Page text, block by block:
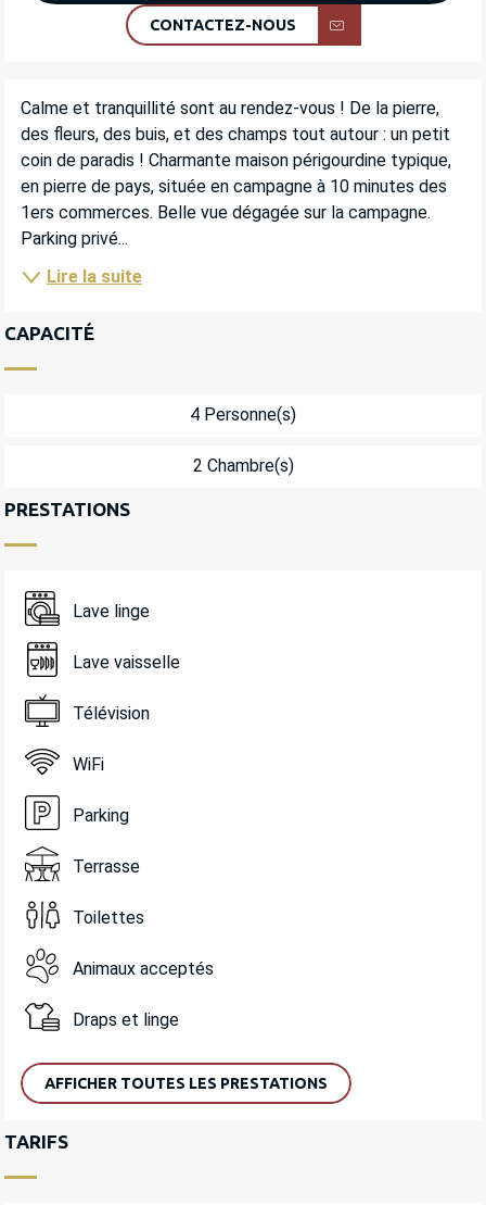
CONTACTEZ-NOUS
DESCRIPTION
Calme et tranquillité sont au rendez-vous ! De la pierre,
des fleurs, des buis, et des champs tout autour : un petit
coin de paradis ! Charmante maison périgourdine typique,
en pierre de pays, située en campagne à 10 minutes des
1ers commerces. Belle vue dégagée sur la campagne.
Parking privé...
Lire la suite
CAPACITÉ
4 Personne(s)
2 Chambre(s)
PRESTATIONS
Lave linge
Lave vaisselle
Télévision
WiFi
Parking
Terrasse
Toilettes
Animaux acceptés
Draps et linge
AFFICHER TOUTES LES PRESTATIONS
TARIFS